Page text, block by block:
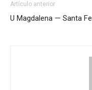
Artículo anterior
U Magdalena — Santa Fe